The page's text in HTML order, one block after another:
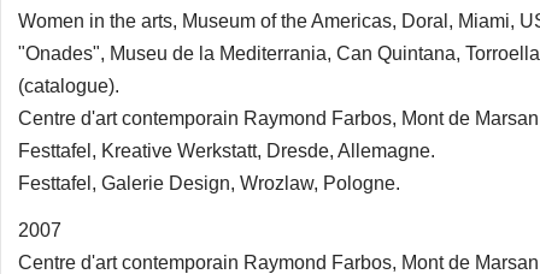
Women in the arts, Museum of the Americas, Doral, Miami,
"Onades", Museu de la Mediterrania, Can Quintana,
(catalogue).
Centre d'art contemporain Raymond Farbos, Mont de
Festtafel, Kreative Werkstatt, Dresde, Allemagne.
Festtafel, Galerie Design, Wrozlaw, Pologne.
2007
Centre d'art contemporain Raymond Farbos, Mont de